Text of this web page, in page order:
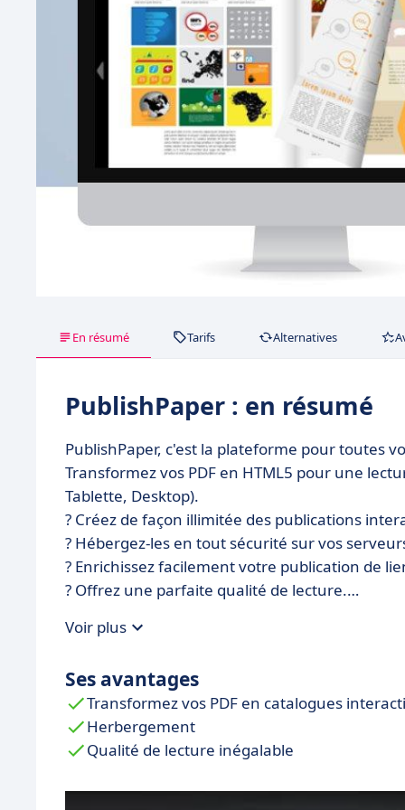
En résumé Tarifs Alternatives
PublishPaper : en résumé
PublishPaper, c'est la plateforme pour toutes
Transformez vos PDF en HTML5 pour une
Tablette, Desktop).
? Créez de façon illimitée des publications
? Hébergez-les en tout sécurité sur vos
? Enrichissez facilement votre publication de
? Offrez une parfaite qualité de lecture.
? Mettez à disposition de vos lecteurs toutes
? Connectez vos outils statistiques pour
lecteurs.
Pour plus d'informations, contactez-nous via
Voir plus
Ses avantages
Transformez vos PDF en catalogues
Herbergement
Qualité de lecture inégalable